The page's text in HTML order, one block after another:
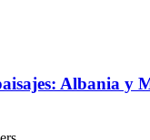
Albania y